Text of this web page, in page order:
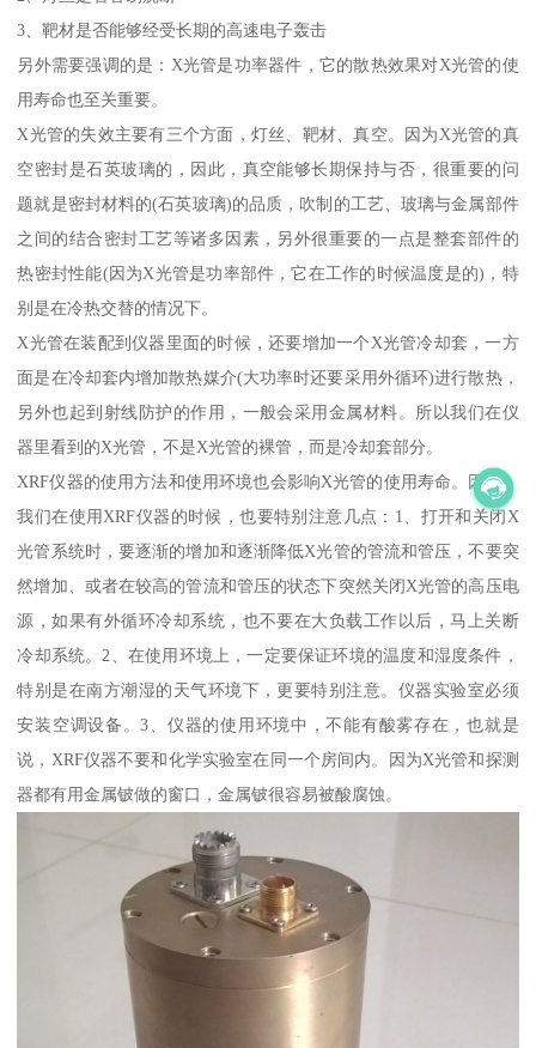
3、靶材是否能够经受长期的高速电子轰击
另外需要强调的是：X光管是功率器件，它的散热效果对X光管的使
用寿命也至关重要。
X光管的失效主要有三个方面，灯丝、靶材、真空。因为X光管的真
空密封是石英玻璃的，因此，真空能够长期保持与否，很重要的问
题就是密封材料的(石英玻璃)的品质，吹制的工艺、玻璃与金属部件
之间的结合密封工艺等诸多因素，另外很重要的一点是整套部件的
热密封性能(因为X光管是功率部件，它在工作的时候温度是的)，特
别是在冷热交替的情况下。
X光管在装配到仪器里面的时候，还要增加一个X光管冷却套，一方
面是在冷却套内增加散热媒介(大功率时还要采用外循环)进行散热，
另外也起到射线防护的作用，一般会采用金属材料。所以我们在仪
器里看到的X光管，不是X光管的裸管，而是冷却套部分。
XRF仪器的使用方法和使用环境也会影响X光管的使用寿命。因此，
我们在使用XRF仪器的时候，也要特别注意几点：1、打开和关闭X
光管系统时，要逐渐的增加和逐渐降低X光管的管流和管压，不要突
然增加、或者在较高的管流和管压的状态下突然关闭X光管的高压电
源，如果有外循环冷却系统，也不要在大负载工作以后，马上关断
冷却系统。2、在使用环境上，一定要保证环境的温度和湿度条件，
特别是在南方潮湿的天气环境下，更要特别注意。仪器实验室必须
安装空调设备。3、仪器的使用环境中，不能有酸雾存在，也就是
说，XRF仪器不要和化学实验室在同一个房间内。因为X光管和探测
器都有用金属铍做的窗口，金属铍很容易被酸腐蚀。